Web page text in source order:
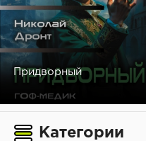
Придворный
Категории